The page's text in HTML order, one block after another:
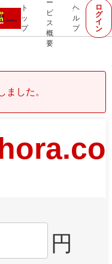
ト
ッ
プ
ー
ビ
ス
概
要
ヘ
ル
プ
ロ
グ
イ
ン
ました。
円